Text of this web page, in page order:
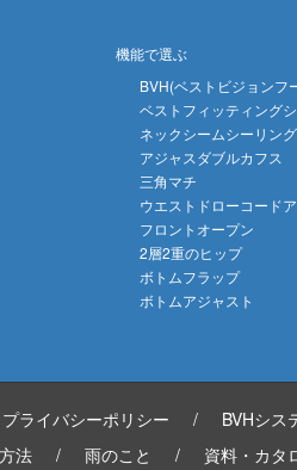
機能で選ぶ
BVH(ベストビジョンフ
ベストフィッティング
ネックシームシーリン
アジャスダブルカフス
三角マチ
ウエストドローコード
フロントオープン
2層2重のヒップ
ボトムフラップ
ボトムアジャスト
プライバシーポリシー / BVHシス
法 / 雨のこと / 資料・カタ